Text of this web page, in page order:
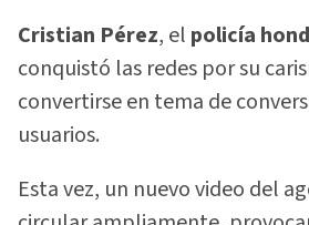
Cristian Pérez, el policía
conquistó las redes por su
convertirse en tema de
usuarios.
Esta vez, un nuevo video del